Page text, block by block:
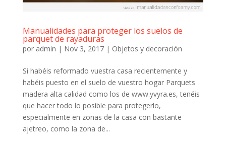
Manualidades para proteger los suelos de
parquet de rayaduras
por admin | Nov 3, 2017| Objetos y decoración
Si habéis reformado vuestra casa recientemente y
habéis puesto en el suelo de vuestro hogar Parquets
madera alta calidad como los de www.yvyra.es, tenéis
que hacer todo lo posible para protegerlo,
especialmente en zonas de la casa con bastante
ajetreo, como la zona de...